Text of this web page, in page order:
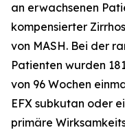
an erwachsenen
kompensierter
von MASH. Bei der
Patienten wurden
von 96 Wochen
EFX subkutan oder
primäre